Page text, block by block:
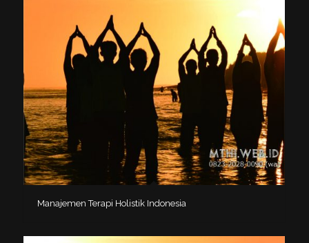
Manajemen Terapi Holistik Indonesia